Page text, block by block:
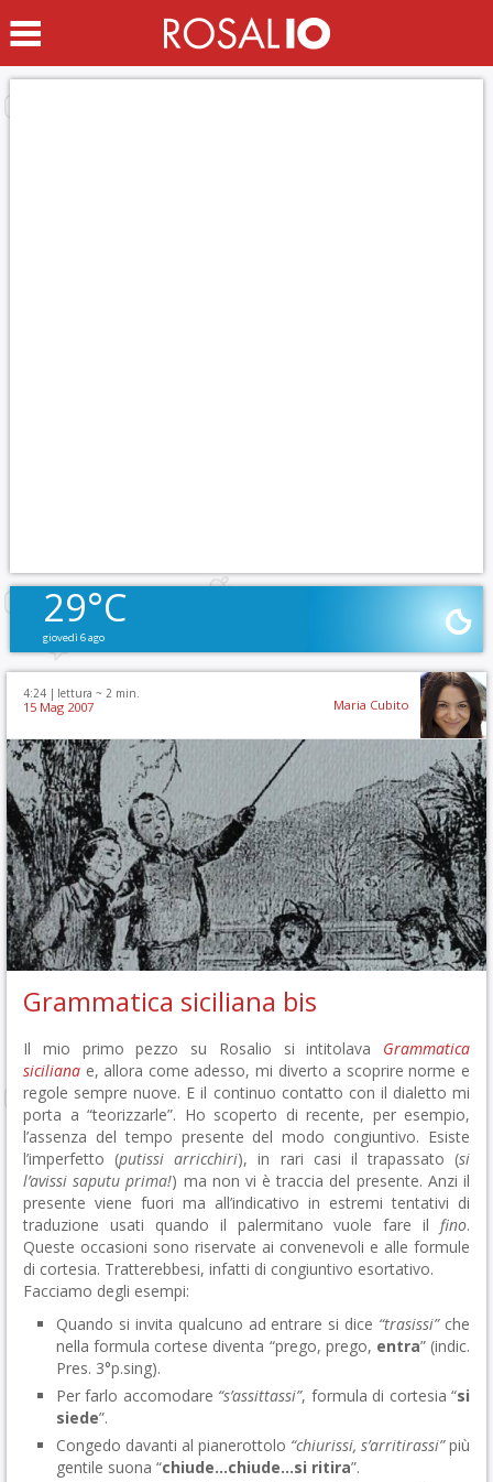
29°C
giovedì 6 ago
4:24 | lettura ~ 2 min.
15 Mag 2007 Maria Cubito
Grammatica siciliana bis
Il mio primo pezzo su Rosalio si intitolava Grammatica
siciliana e, allora come adesso, mi diverto a scoprire norme e
regole sempre nuove. E il continuo contatto con il dialetto mi
porta a “teorizzarle”. Ho scoperto di recente, per esempio,
l’assenza del tempo presente del modo congiuntivo. Esiste
l’imperfetto (putissi arricchiri), in rari casi il trapassato (si
l’avissi saputu prima!) ma non vi è traccia del presente. Anzi il
presente viene fuori ma all’indicativo in estremi tentativi di
traduzione usati quando il palermitano vuole fare il fino.
Queste occasioni sono riservate ai convenevoli e alle formule
di cortesia. Tratterebbesi, infatti di congiuntivo esortativo.
Facciamo degli esempi:
Quando si invita qualcuno ad entrare si dice “trasissi”che
nella formula cortese diventa “prego, prego, entra” (indic.
Pres. 3°p.sing).
Per farlo accomodare “s’assittassi”, formula di cortesia “si
siede”.
Congedo davanti al pianerottolo “chiurissi, s’arritirassi”più
gentile suona “chiude…chiude…si ritira”.